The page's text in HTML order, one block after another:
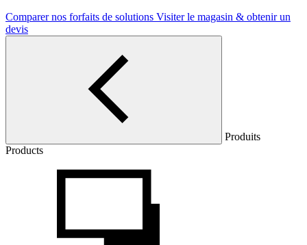
Comparer nos forfaits de solutions Visiter le magasin & obtenir un
devis
Produits
Products